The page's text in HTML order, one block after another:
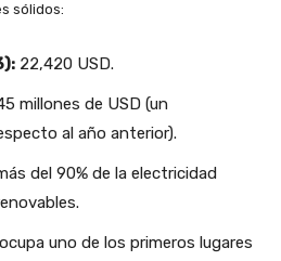
sólidos:
22,420 USD.
millones de USD (un
al año anterior).
del 90% de la electricidad
ocupa uno de los primeros lugares